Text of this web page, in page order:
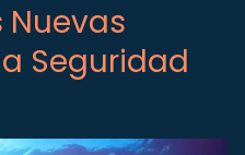
Seguridad